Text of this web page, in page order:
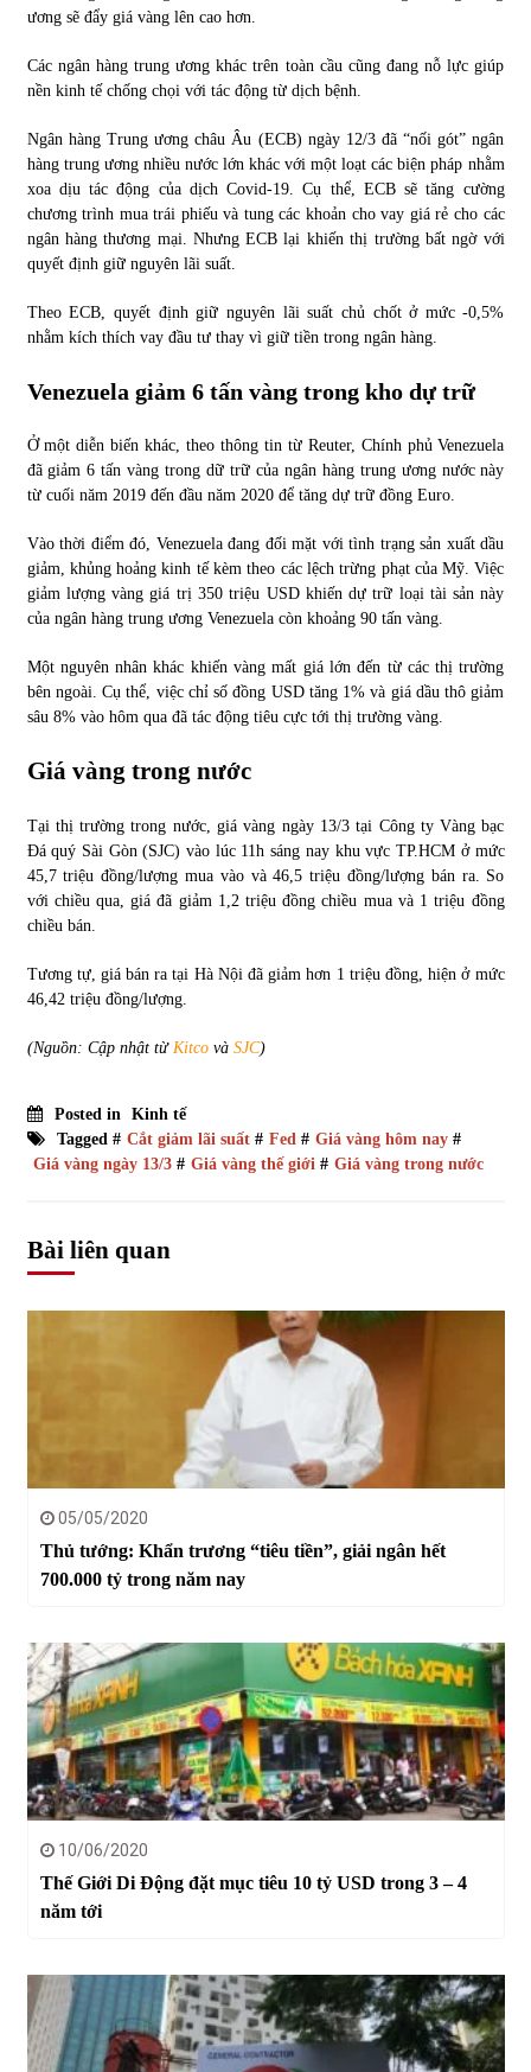
ương sẽ đẩy giá vàng lên cao hơn.
Các ngân hàng trung ương khác trên toàn cầu cũng đang nỗ lực giúp
nền kinh tế chống chọi với tác động từ dịch bệnh.
Ngân hàng Trung ương châu Âu (ECB) ngày 12/3 đã “nối gót” ngân
hàng trung ương nhiều nước lớn khác với một loạt các biện pháp nhằm
xoa dịu tác động của dịch Covid-19. Cụ thể, ECB sẽ tăng cường
chương trình mua trái phiếu và tung các khoản cho vay giá rẻ cho các
ngân hàng thương mại. Nhưng ECB lại khiến thị trường bất ngờ với
quyết định giữ nguyên lãi suất.
Theo ECB, quyết định giữ nguyên lãi suất chủ chốt ở mức -0,5%
nhằm kích thích vay đầu tư thay vì giữ tiền trong ngân hàng.
Venezuela giảm 6 tấn vàng trong kho dự trữ
Ở một diễn biến khác, theo thông tin từ Reuter, Chính phủ Venezuela
đã giảm 6 tấn vàng trong dữ trữ của ngân hàng trung ương nước này
từ cuối năm 2019 đến đầu năm 2020 để tăng dự trữ đồng Euro.
Vào thời điểm đó, Venezuela đang đối mặt với tình trạng sản xuất dầu
giảm, khủng hoảng kinh tế kèm theo các lệch trừng phạt của Mỹ. Việc
giảm lượng vàng giá trị 350 triệu USD khiến dự trữ loại tài sản này
của ngân hàng trung ương Venezuela còn khoảng 90 tấn vàng.
Một nguyên nhân khác khiến vàng mất giá lớn đến từ các thị trường
bên ngoài. Cụ thể, việc chỉ số đồng USD tăng 1% và giá dầu thô giảm
sâu 8% vào hôm qua đã tác động tiêu cực tới thị trường vàng.
Giá vàng trong nước
Tại thị trường trong nước, giá vàng ngày 13/3 tại Công ty Vàng bạc
Đá quý Sài Gòn (SJC) vào lúc 11h sáng nay khu vực TP.HCM ở mức
45,7 triệu đồng/lượng mua vào và 46,5 triệu đồng/lượng bán ra. So
với chiều qua, giá đã giảm 1,2 triệu đồng chiều mua và 1 triệu đồng
chiều bán.
Tương tự, giá bán ra tại Hà Nội đã giảm hơn 1 triệu đồng, hiện ở mức
46,42 triệu đồng/lượng.
(Nguồn: Cập nhật từ Kitcovà SJC)
Posted in Kinh tế
Tagged # Cắt giảm lãi suất# Fed# Giá vàng hôm nay#
Giá vàng ngày 13/3# Giá vàng thế giới# Giá vàng trong nước
Bài liên quan
05/05/2020
Thủ tướng: Khẩn trương “tiêu tiền”, giải ngân hết
700.000 tỷ trong năm nay
10/06/2020
Thế Giới Di Động đặt mục tiêu 10 tỷ USD trong 3 – 4
năm tới